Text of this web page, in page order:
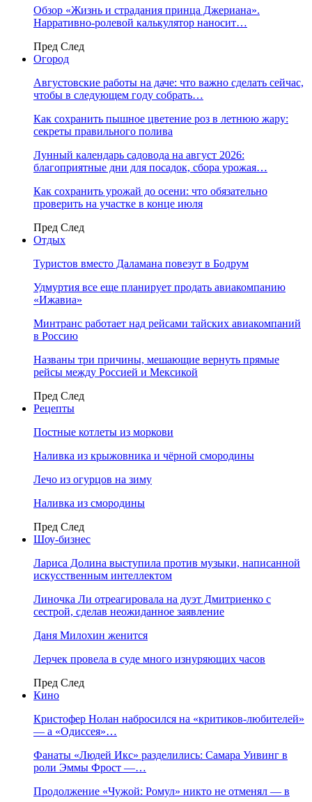
Обзор «Жизнь и страдания принца Джериана».
Нарративно-ролевой калькулятор наносит…
Пред След
Огород
Августовские работы на даче: что важно сделать сейчас,
чтобы в следующем году собрать…
Как сохранить пышное цветение роз в летнюю жару:
секреты правильного полива
Лунный календарь садовода на август 2026:
благоприятные дни для посадок, сбора урожая…
Как сохранить урожай до осени: что обязательно
проверить на участке в конце июля
Пред След
Отдых
Туристов вместо Даламана повезут в Бодрум
Удмуртия все еще планирует продать авиакомпанию
«Ижавиа»
Минтранс работает над рейсами тайских авиакомпаний
в Россию
Названы три причины, мешающие вернуть прямые
рейсы между Россией и Мексикой
Пред След
Рецепты
Постные котлеты из моркови
Наливка из крыжовника и чёрной смородины
Лечо из огурцов на зиму
Наливка из смородины
Пред След
Шоу-бизнес
Лариса Долина выступила против музыки, написанной
искусственным интеллектом
Линочка Ли отреагировала на дуэт Дмитриенко с
сестрой, сделав неожиданное заявление
Даня Милохин женится
Лерчек провела в суде много изнуряющих часов
Пред След
Кино
Кристофер Нолан набросился на «критиков-любителей»
— а «Одиссея»…
Фанаты «Людей Икс» разделились: Самара Уивинг в
роли Эммы Фрост —…
Продолжение «Чужой: Ромул» никто не отменял — в